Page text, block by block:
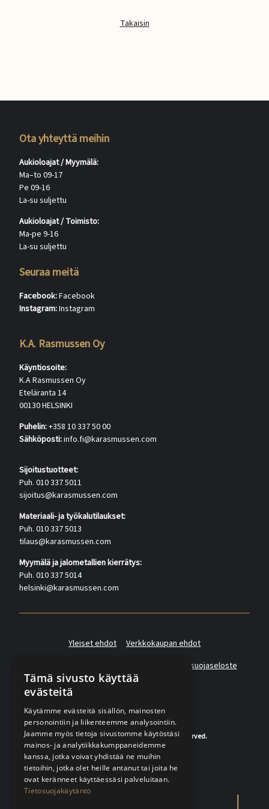
Takaisin
Ota yhteyttä meihin
Aukioloajat / Myymälä:
Ma–to 09-17
Pe 09-16
La-su suljettu
Aukioloajat / Toimisto:
Ma-pe 9-16
La-su suljettu
Seuraa meitä
Facebook:Facebook
Instagram:Instagram
K.A. Rasmussen Oy
Käyntiosoite:
K.A Rasmussen Oy
Eteläranta 14
00130 HELSINKI
Puhelin:+358 10 337 50 00
Sähköposti:info.fi@karasmussen.com
Sijoitustuotteet:
Puh. 010 337 5011
sijoitus@karasmussen.com
Materiaali- ja työkalutilaukset:
Puh. 010 337 5013
tilaus@karasmussen.com
Myymälä ja jalometallien kierrätys:
Puh. 010 337 5014
helsinki@karasmussen.com
Yleiset ehdot
Verkkokaupan ehdot
Asiakas- ja suoramarkkinointirekisterin tietosuojaseloste
© 2020-2026 K.A.Rasmussen. All rights reserved.
Tämä sivusto käyttää
evästeitä
Käytämme evästeitä sisällön, mainosten
personointiin ja liikenteemme analysointiin.
Jaamme myös tietoja sivustomme käytöstäsi
mainos- ja analytiikkakumppaneidemme
kanssa, jotka voivat yhdistää ne muihin
tietoihin, jotka olet heille antanut tai joita he
ovat keränneet käyttäessäsi palveluitaan.
Tietosuojakäytäntö